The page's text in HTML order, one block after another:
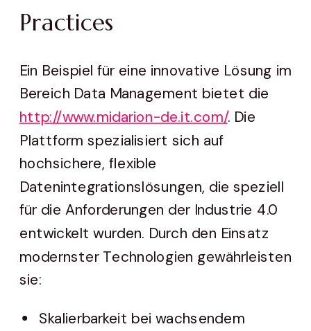
Practices
Ein Beispiel für eine innovative Lösung im
Bereich Data Management bietet die
http://www.midarion-de.it.com/. Die
Plattform spezialisiert sich auf
hochsichere, flexible
Datenintegrationslösungen, die speziell
für die Anforderungen der Industrie 4.0
entwickelt wurden. Durch den Einsatz
modernster Technologien gewährleisten
sie:
Skalierbarkeit bei wachsendem